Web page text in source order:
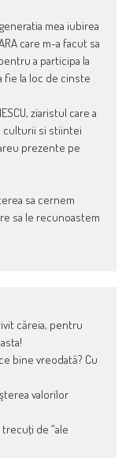
mea iubirea
care m-a facut sa
a participa la
fie la loc de cinste
ziaristul care a
culturii si stiintei
prezente pe
sa cernem
sa le recunoastem
căreia, pentru
bine vreodată? Cu
valorilor
de “ale